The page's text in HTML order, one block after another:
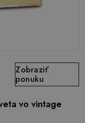
Zobraziť
ponuku
vo vintage